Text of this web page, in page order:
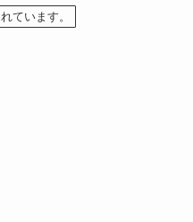
ています。